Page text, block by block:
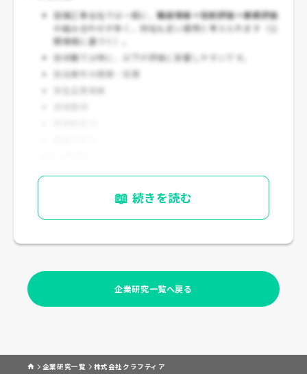
設備工事会社では一般に、職能等級＋役割評価＋業績評価
の組み合わせが多く、同社も近い運用と考えられます（公
開情報に基づく）。
技術職では特に、以下が評価に影響しやすいです。
担当案件の規模・採算
安全品質実績
1級電気工事施工管理技士、管工事施工管理技士、電気工
事士などの資格価値が高い業界です。
資格取得が昇格・手当・担当範囲拡大に結びつきやすいと
考えられます（公開情報に基づく）。
📖 続きを読む
企業研究一覧へ戻る
企業研究一覧 株式会社クラフティア